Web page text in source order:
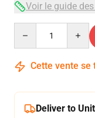
Voir le guide
Cette vente se
Deliver to